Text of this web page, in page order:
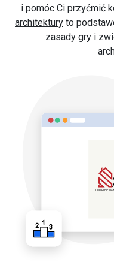
i pomóc Ci przyćmić
architektury to
zasady gry i